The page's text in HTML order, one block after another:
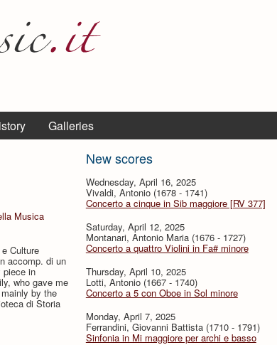
Galleries
New scores
Wednesday, April 16, 2025
Vivaldi, Antonio (1678 - 1741)
Concerto a cinque in Sib maggiore [RV 377]
Saturday, April 12, 2025
Montanari, Antonio Maria (1676 - 1727)
Concerto a quattro Violini in Fa# minore
Thursday, April 10, 2025
Lotti, Antonio (1667 - 1740)
Concerto a 5 con Oboe in Sol minore
Monday, April 7, 2025
Ferrandini, Giovanni Battista (1710 - 1791)
Sinfonia in Mi maggiore per archi e basso
Musica
Culture
accomp. di un
piece in
who gave me
by the
di Storia